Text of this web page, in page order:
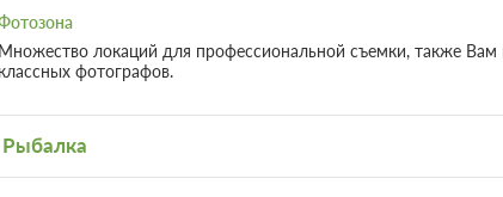
локаций для профессиональной съемки, также
фотографов.